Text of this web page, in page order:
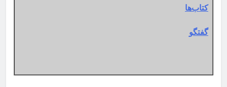
کتاب‌ها
گفتگو